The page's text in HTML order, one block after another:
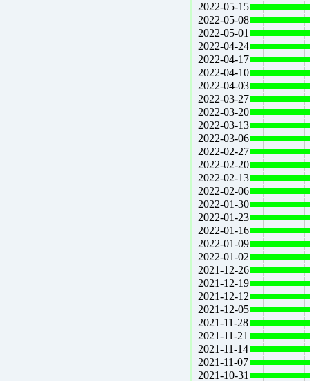
2022-05-15
2022-05-08
2022-05-01
2022-04-24
2022-04-17
2022-04-10
2022-04-03
2022-03-27
2022-03-20
2022-03-13
2022-03-06
2022-02-27
2022-02-20
2022-02-13
2022-02-06
2022-01-30
2022-01-23
2022-01-16
2022-01-09
2022-01-02
2021-12-26
2021-12-19
2021-12-12
2021-12-05
2021-11-28
2021-11-21
2021-11-14
2021-11-07
2021-10-31